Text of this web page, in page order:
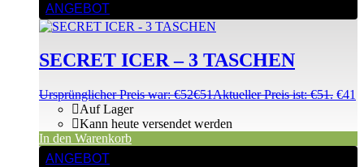
ANGEBOT
SECRET ICER – 3 TASCHEN
Ursprünglicher Preis war: €52€51Aktueller Preis ist: €51. €41
Auf Lager
Kann heute versendet werden
In den Warenkorb
ANGEBOT